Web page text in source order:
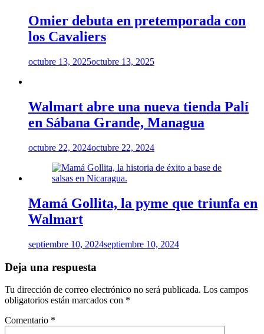
Omier debuta en pretemporada con
los Cavaliers
octubre 13, 2025octubre 13, 2025
Walmart abre una nueva tienda Palí
en Sábana Grande, Managua
octubre 22, 2024octubre 22, 2024
Mamá Gollita, la pyme que triunfa en
Walmart
septiembre 10, 2024septiembre 10, 2024
Deja una respuesta
Tu dirección de correo electrónico no será publicada. Los campos
obligatorios están marcados con *
Comentario *